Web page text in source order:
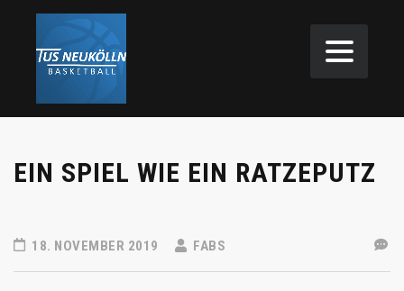
EIN SPIEL WIE EIN RATZEPUTZ
18. NOVEMBER 2019 FABS